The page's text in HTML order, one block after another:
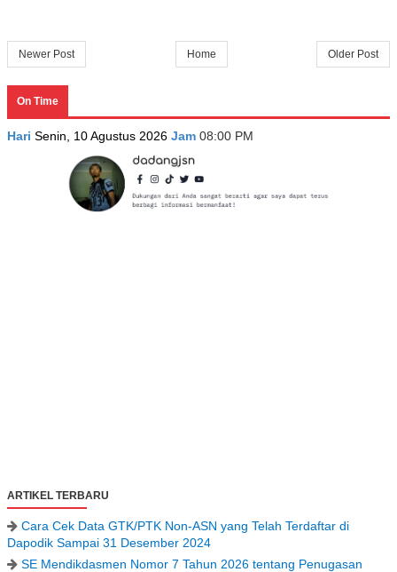
Newer Post Older Post
Home
On Time
Hari Senin, 10 Agustus 2026 Jam 08:00 PM
ARTIKEL TERBARU
Cara Cek Data GTK/PTK Non-ASN yang Telah Terdaftar di
Dapodik Sampai 31 Desember 2024
SE Mendikdasmen Nomor 7 Tahun 2026 tentang Penugasan